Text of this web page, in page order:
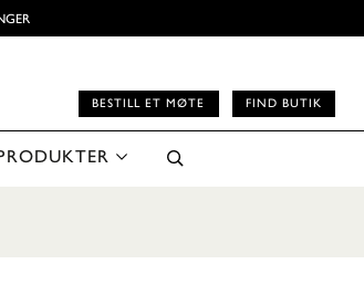
BESTILL ET MØTE FIND BUTIK